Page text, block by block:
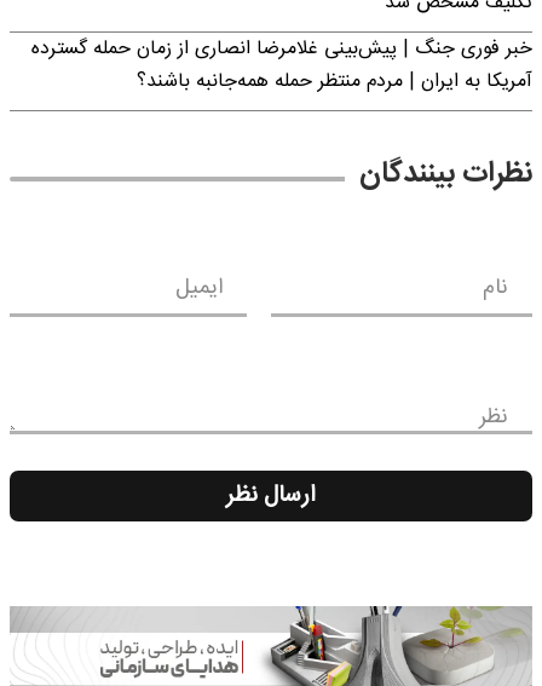
خبر فوری جنگ | پیش‌بینی غلامرضا انصاری از زمان حمله گسترده
آمریکا به ایران | مردم منتظر حمله همه‌جانبه باشند؟
نظرات بینندگان
نام ایمیل
نظر
ارسال نظر